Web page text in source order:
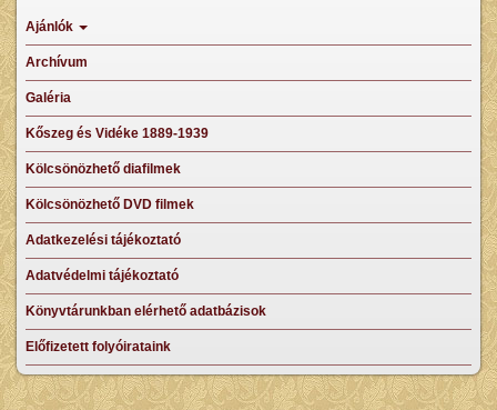
Ajánlók
Archívum
Galéria
Kőszeg és Vidéke 1889-1939
Kölcsönözhető diafilmek
Kölcsönözhető DVD filmek
Adatkezelési tájékoztató
Adatvédelmi tájékoztató
Könyvtárunkban elérhető adatbázisok
Előfizetett folyóirataink